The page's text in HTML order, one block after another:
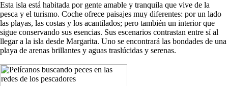
Esta isla está habitada por gente amable y tranquila que vive de la
pesca y el turismo. Coche ofrece paisajes muy diferentes: por un lado
las playas, las costas y los acantilados; pero también un interior que
sigue conservando sus esencias. Sus escenarios contrastan entre sí al
llegar a la isla desde Margarita. Uno se encontrará las bondades de una
playa de arenas brillantes y aguas traslúcidas y serenas.